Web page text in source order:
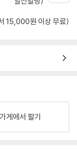
15,000원 이상 무료)
게에서 팔기